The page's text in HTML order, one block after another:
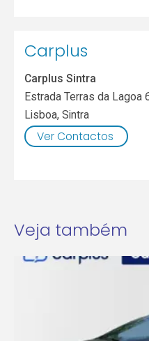
Carplus
Carplus Sintra
Estrada Terras da Lagoa
Lisboa,Sintra
Ver Contactos
Veja também